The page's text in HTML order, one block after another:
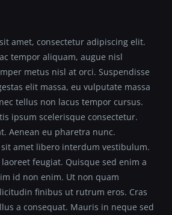
amet, consectetur adipiscing elit.
tempor aliquam, augue nisl
metus nisl at orci. Suspendisse
elit massa, eu vulputate massa
tellus non lacus tempor cursus.
ipsum scelerisque consectetur.
Aenean eu pharetra nunc.
amet libero interdum vestibulum.
feugiat. Quisque sed enim a
id non enim. Ut non quam
finibus ut rutrum eros. Cras
a consequat. Mauris in neque sed